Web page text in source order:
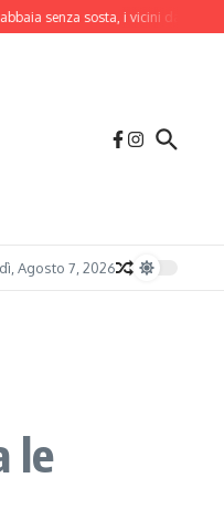
senza sosta, i vicini danno
Agosto 7, 2026
le